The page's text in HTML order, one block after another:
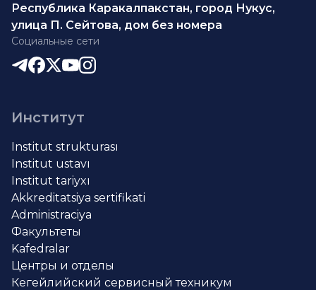
Республика Каракалпакстан, город Нукус,
улица П. Сейтова, дом без номера
Социальные сети
Институт
Institut strukturası
Institut ustavı
Institut tariyxı
Akkreditatsiya sertifikati
Administraciya
Факультеты
Kafedralar
Центры и отделы
Кегейлийский сервисный техникум